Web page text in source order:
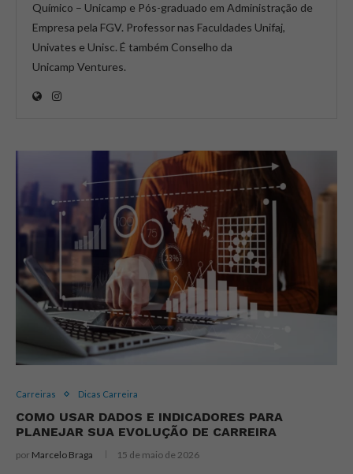
Químico – Unicamp e Pós-graduado em Administração de
Empresa pela FGV. Professor nas Faculdades Unifaj,
Univates e Unisc. É também Conselho da
Unicamp Ventures.
Carreiras Dicas Carreira
COMO USAR DADOS E INDICADORES PARA
PLANEJAR SUA EVOLUÇÃO DE CARREIRA
por Marcelo Braga 15 de maio de 2026